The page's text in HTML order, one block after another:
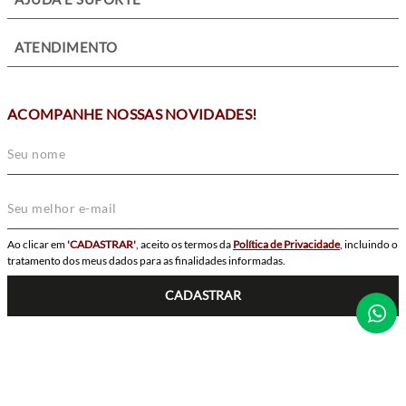
ATENDIMENTO
ACOMPANHE NOSSAS NOVIDADES!
Ao clicar em'CADASTRAR' , aceito os termos da Política de Privacidade, incluindo o
tratamento dos meus dados para as finalidades informadas.
CADASTRAR